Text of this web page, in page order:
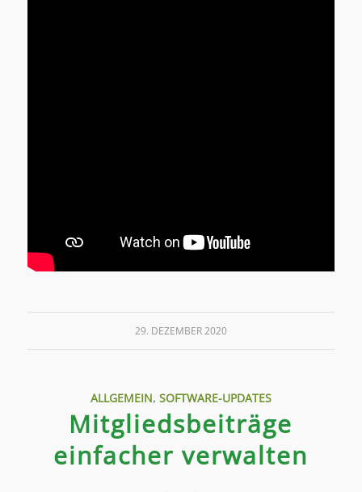
29. DEZEMBER 2020
ALLGEMEIN, SOFTWARE-UPDATES
Mitgliedsbeiträge
einfacher verwalten